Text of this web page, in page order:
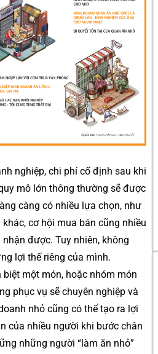
nghiệp, chi phí cố định sau khi
mô lớn thông thường sẽ được
càng có nhiều lựa chọn, như
cơ hội mua bán cũng nhiều
được. Tuy nhiên, không
lợi thế riêng của mình.
một món, hoặc nhóm món
phục vụ sẽ chuyên nghiệp và
nhỏ cũng có thể tạo ra lợi
của nhiều người khi bước chân
những người “làm ăn nhỏ”